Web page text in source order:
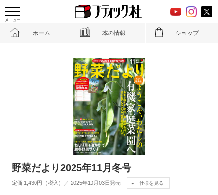
メニュー
ホーム 本の情報 ショップ
野菜だより2025年11月冬号
定価 1,430円（税込）／ 2025年10月03日発売 仕様を見る